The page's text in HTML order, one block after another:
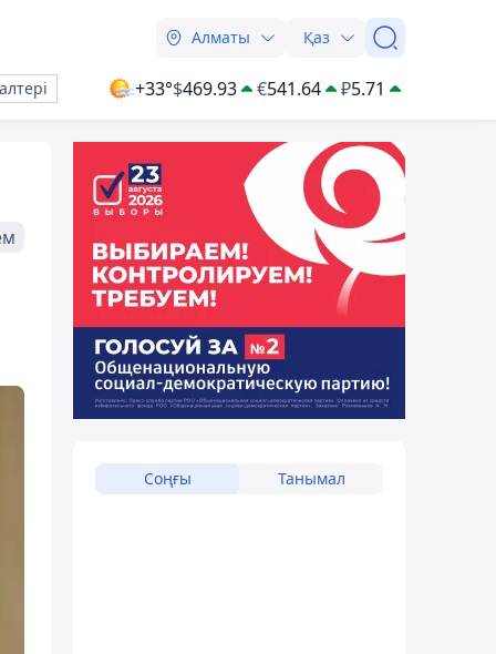
Алматы Қаз
+33°$469.93 €541.64 ₽5.71
Соңғы Танымал